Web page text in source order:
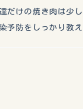
だけの焼き肉は少
予防をしっかり教